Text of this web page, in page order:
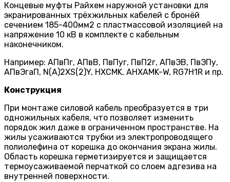
Концевые муфты Райхем наружной установки для
экранированных трёхжильных кабелей с бронёй
сечением 185-400мм2 с пластмассовой изоляцией на
напряжение 10 кВ в комплекте с кабельным
наконечником.
Например: АПвПг, АПвВ, ПвПуг, ПвП2г, АПвЭВ, ПвЭПу,
АПвЭгаП, N(A)2XS(2)Y, HXCMK, AHXAMK-W, RG7H1R и пр.
Конструкция
При монтаже силовой кабель преобразуется в три
одножиль­ных кабеля, что позволяет изменить
порядок жил даже в ограниченном пространстве. На
жилы усаживаются трубки из электропроводящего
полиолефина от корешка до окончания экрана жилы.
Область корешка герметизируется и защища­ется
термоусаживаемой перчаткой со слоем адгезива на
внутренней поверхности.